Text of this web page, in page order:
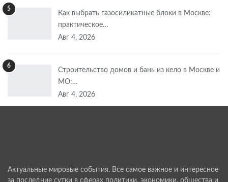
5
Как выбрать газосиликатные блоки в Москве:
практическое…
Авг 4, 2026
6
Строительство домов и бань из кело в Москве и
МО:…
Авг 4, 2026
Актуальные мировые события. Все самое важное и интересное
за последние сутки в сферах политики, экономики, общества и